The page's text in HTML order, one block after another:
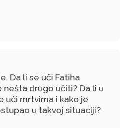
Da li se uči Fatiha
drugo učiti? Da li u
uči mrtvima i kako je
u takvoj situaciji?